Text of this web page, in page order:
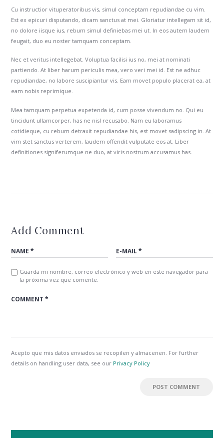
Cu instructior vituperatoribus vis, simul conceptam repudiandae cu vim.
Est ex epicuri disputando, dicam sanctus at mei. Gloriatur intellegam sit id,
no dolore iisque ius, rebum simul definiebas mei ut. In eos autem laudem
feugait, duo eu noster tamquam conceptam.
Nec et veritus intellegebat. Voluptua facilisi ius no, mei at nominati
partiendo. At liber harum periculis mea, vero veri mei id. Est ne adhuc
repudiandae, no labore suscipiantur vis. Eam movet populo placerat ea, at
eam nobis reprimique.
Mea tamquam perpetua expetenda id, cum posse vivendum no. Qui eu
tincidunt ullamcorper, has ne nisl recusabo. Nam eu laboramus
cotidieque, cu rebum detraxit repudiandae his, est movet sadipscing in. At
vim stet sanctus verterem, laudem offendit vulputate eos at. Liber
definitiones signiferumque ne duo, at viris nostrum accusamus has.
Add Comment
Guarda mi nombre, correo electrónico y web en este navegador para
la próxima vez que comente.
Acepto que mis datos enviados se recopilen y almacenen. For further
details on handling user data, see our Privacy Policy